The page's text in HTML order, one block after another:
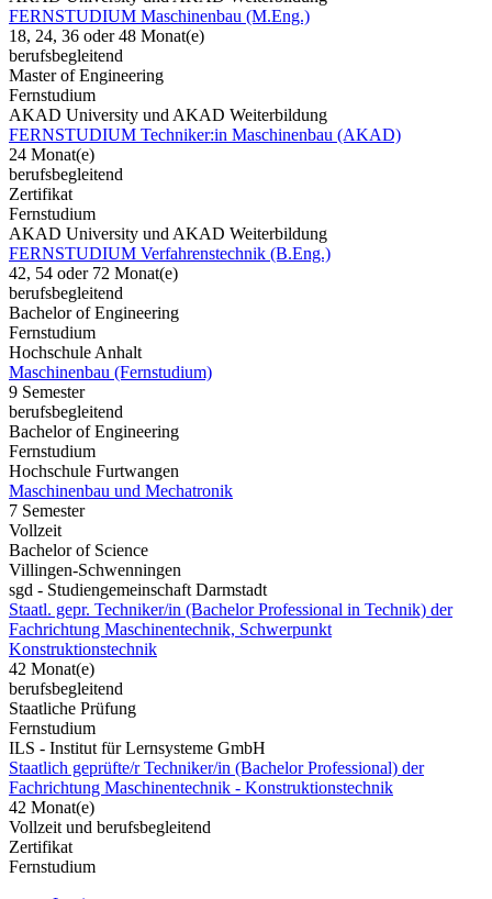
FERNSTUDIUM Maschinenbau (M.Eng.)
18, 24, 36 oder 48 Monat(e)
berufsbegleitend
Master of Engineering
Fernstudium
AKAD University und AKAD Weiterbildung
FERNSTUDIUM Techniker:in Maschinenbau (AKAD)
24 Monat(e)
berufsbegleitend
Zertifikat
Fernstudium
AKAD University und AKAD Weiterbildung
FERNSTUDIUM Verfahrenstechnik (B.Eng.)
42, 54 oder 72 Monat(e)
berufsbegleitend
Bachelor of Engineering
Fernstudium
Hochschule Anhalt
Maschinenbau (Fernstudium)
9 Semester
berufsbegleitend
Bachelor of Engineering
Fernstudium
Hochschule Furtwangen
Maschinenbau und Mechatronik
7 Semester
Vollzeit
Bachelor of Science
Villingen-Schwenningen
sgd - Studiengemeinschaft Darmstadt
Staatl. gepr. Techniker/in (Bachelor Professional in Technik) der
Fachrichtung Maschinentechnik, Schwerpunkt
Konstruktionstechnik
42 Monat(e)
berufsbegleitend
Staatliche Prüfung
Fernstudium
ILS - Institut für Lernsysteme GmbH
Staatlich geprüfte/r Techniker/in (Bachelor Professional) der
Fachrichtung Maschinentechnik - Konstruktionstechnik
42 Monat(e)
Vollzeit und berufsbegleitend
Zertifikat
Fernstudium